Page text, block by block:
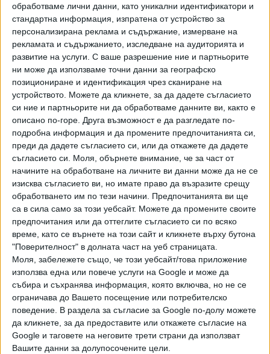
обработваме лични данни, като уникални идентификатори и
стандартна информация, изпратена от устройство за
персонализирана реклама и съдържание, измерване на
рекламата и съдържанието, изследване на аудиторията и
развитие на услуги. С ваше разрешение ние и партньорите
ни може да използваме точни данни за географско
позициониране и идентификация чрез сканиране на
устройството. Можете да кликнете, за да дадете съгласието
си ние и партньорите ни да обработваме данните ви, както е
описано по-горе. Друга възможност е да разгледате по-
подробна информация и да промените предпочитанията си,
преди да дадете съгласието си, или да откажете да дадете
съгласието си.
Моля, обърнете внимание, че за част от
начините на обработване на личните ви данни може да не се
изисква съгласието ви, но имате право да възразите срещу
обработването им по тези начини. Предпочитанията ви ще
са в сила само за този уебсайт. Можете да промените своите
предпочитания или да оттеглите съгласието си по всяко
време, като се върнете на този сайт и кликнете върху бутона
"Поверителност" в долната част на уеб страницата.
Моля, забележете също, че този уебсайт/това приложение
използва една или повече услуги на Google и може да
събира и съхранява информация, която включва, но не се
ограничава до Вашето посещение или потребителско
поведение. В раздела за съгласие за Google по-долу можете
да кликнете, за да предоставите или откажете съгласие на
Google и таговете на неговите трети страни да използват
Вашите данни за долупосочените цели.
нападнат от мечка на бетонен път над хижа "Офелиите".
Тялото на мъжа бе открито обезобразено, с голяма рана
и на подбедрицата. Спешният екип само е констатирал
смъртта. Образувано бе досъдебно производство,
допълни БНТ
Последвайте ни и в
Ако искате да подкрепите независимата
можете да направите дарение през
Ключови думи: Витоша ,мечка
Още новини по темата
"Прогресивна България" променя закони заради
Витоша
22 Юни 2026